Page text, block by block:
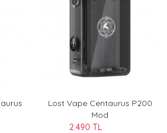
Lost Vape Centaurus P200
Mod
2.490 TL